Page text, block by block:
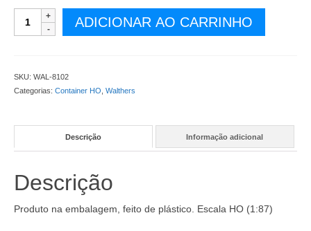
Container
Tanque
Alaska
Kit
Montar
WAL-
quantidade
ADICIONAR AO CARRINHO
SKU: WAL-8102
Categorias: Container HO Walthers
Descrição Informação adicional
Descrição
Produto na embalagem, feito de plástico. Escala HO (1:87)